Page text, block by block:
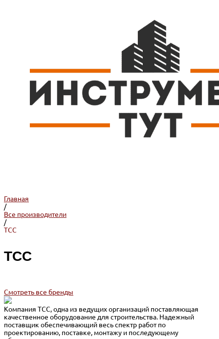
Главная
/
Все производители
/
ТСС
ТСС
Смотреть все бренды
Компания ТСС, одна из ведущих организаций поставляющая
качественное оборудование для строительства. Надежный
поставщик обеспечивающий весь спектр работ по
проектированию, поставке, монтажу и последующему